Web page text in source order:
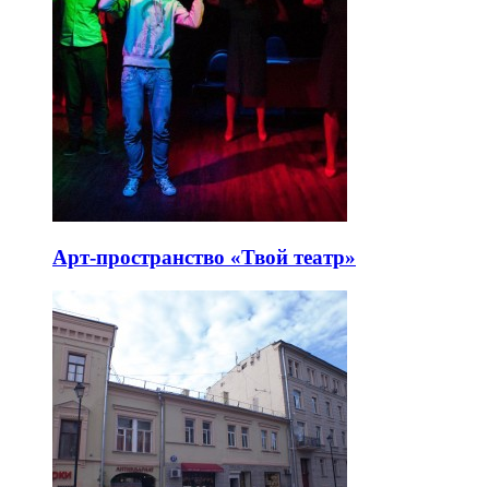
Арт-пространство «Твой театр»